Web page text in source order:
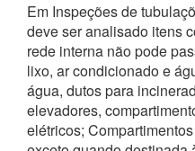
Em Inspeções de
deve ser analisado itens
rede interna não pode
lixo, ar condicionado e
água, dutos para
elevadores,
elétricos;